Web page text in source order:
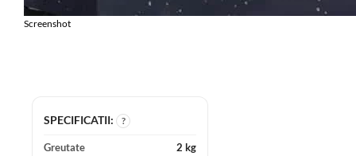
Screenshot
SPECIFICATII: ?
Greutate
2 kg